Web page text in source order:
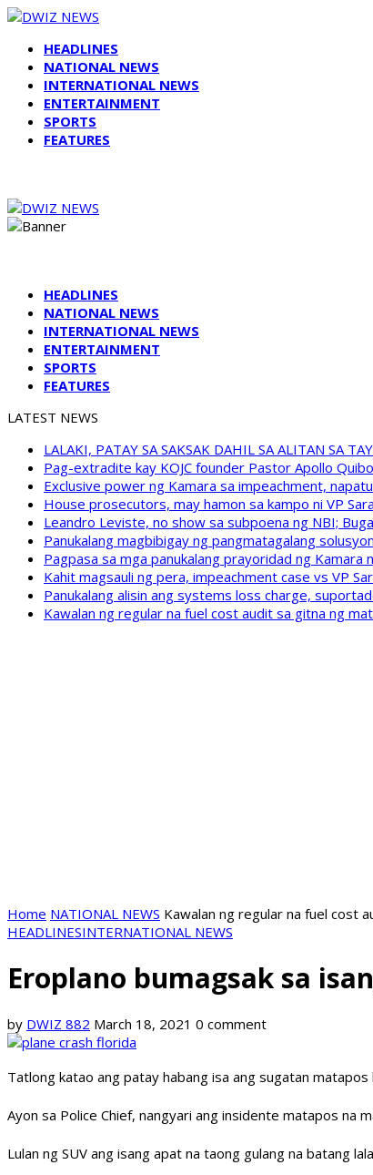
HEADLINES
NATIONAL NEWS
INTERNATIONAL NEWS
ENTERTAINMENT
SPORTS
FEATURES
HEADLINES
NATIONAL NEWS
INTERNATIONAL NEWS
ENTERTAINMENT
SPORTS
FEATURES
LATEST NEWS
LALAKI, PATAY SA SAKSAK DAHIL SA ALITAN SA
Pag-extradite kay KOJC founder Pastor Apollo
Exclusive power ng Kamara sa impeachment,
House prosecutors, may hamon sa kampo ni VP Sara
Leandro Leviste, no show sa subpoena ng NBI;
Panukalang magbibigay ng pangmatagalang
Pagpasa sa mga panukalang prayoridad ng
Kahit magsauli ng pera, impeachment case vs VP
Panukalang alisin ang systems loss charge,
Kawalan ng regular na fuel cost audit sa gitna ng
Home NATIONAL NEWS Kawalan ng regular na fuel cost
HEADLINESINTERNATIONAL NEWS
Eroplano bumagsak sa
by DWIZ 882 March 18, 2021 0 comment
Tatlong katao ang patay habang isa ang sugatan
Ayon sa Police Chief, nangyari ang insidente matapos na
Lulan ng SUV ang isang apat na taong gulang na batang